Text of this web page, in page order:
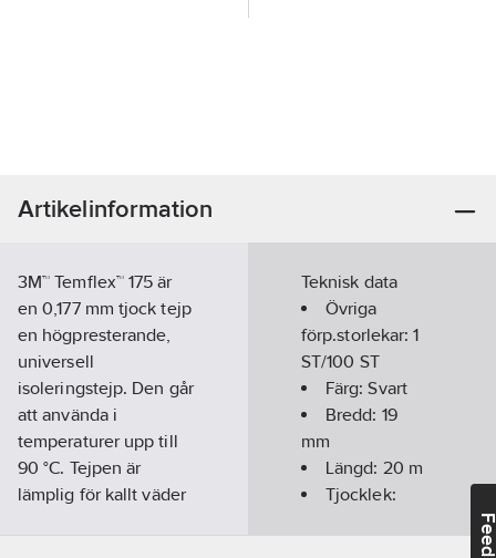
Artikelinformation
3M™ Temflex™ 175 är
en 0,177 mm tjock tejp
en högpresterande,
universell
isoleringstejp. Den går
att använda i
temperaturer upp till
90 °C. Tejpen är
lämplig för kallt väder
Teknisk data
Övriga
förp.storlekar:1
ST/100 ST
Färg:Svart
Bredd: 19
mm
Längd: 20 m
Tjocklek: